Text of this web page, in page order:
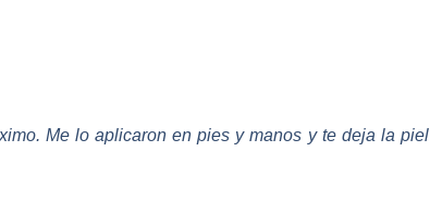
Me lo aplicaron en pies y manos y te deja la piel